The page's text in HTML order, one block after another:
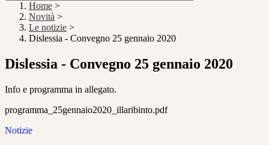
Home >
Novità >
Le notizie >
Dislessia - Convegno 25 gennaio 2020
Dislessia - Convegno 25 gennaio 2020
Info e programma in allegato.
programma_25gennaio2020_illaribinto.pdf
Notizie